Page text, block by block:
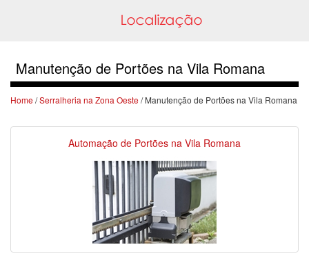
Manutenção de Portões na Vila Romana
Home/Serralheria na Zona Oeste/ Manutenção de Portões na Vila Romana
Automação de Portões na Vila Romana